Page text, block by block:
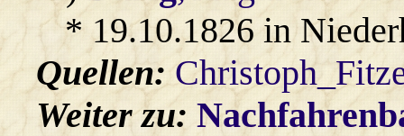
* 19.10.1826 in
Quellen:
Weiter zu: